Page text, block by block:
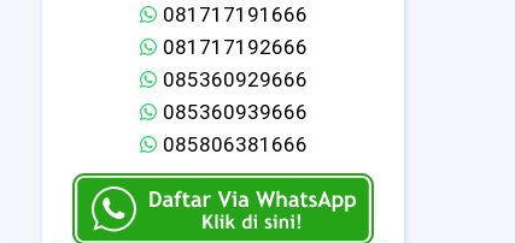
081717191666
081717192666
085360929666
085360939666
085806381666